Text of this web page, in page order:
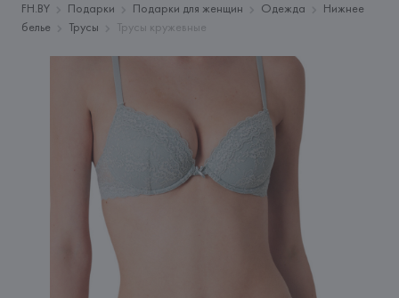
FH.BY Подарки Подарки для женщин Одежда
Нижнее
белье
Трусы Трусы кружевные